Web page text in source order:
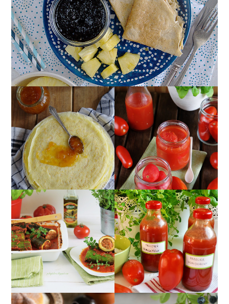
NALEŚNIKI IDEALNE -
PRZEPIS PODSTAWOWY
POMIDORY W SŁOIKU
W SOSIE
POMIDOROWYM ;)
CUKINIA
FASZEROWANA
MIĘSEM Z SOSEM
POMIDOROWYM
PRZECIER
POMIDOROWY Z
ZIOŁAMI